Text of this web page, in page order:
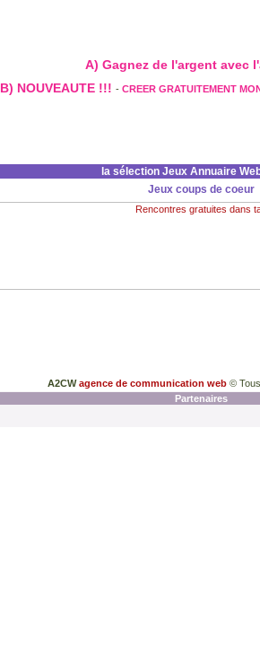
A) Gagnez de l'argent avec
B) NOUVEAUTE !!! - CREER GRATUITEMENT
la sélection Jeux Annuaire
Jeux coups de coeur
A2CWagence de communication web ©
Partenaires